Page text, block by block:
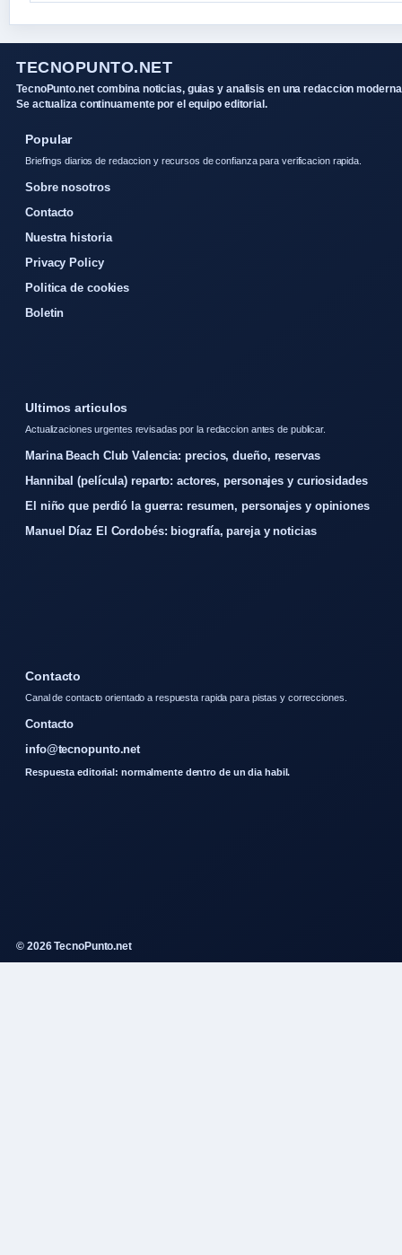
TECNOPUNTO.NET
TecnoPunto.net combina noticias, guias y analisis en una redaccion
Se actualiza continuamente por el equipo editorial.
Popular
Briefings diarios de redaccion y recursos de confianza para verificacion rapida.
Sobre nosotros
Contacto
Nuestra historia
Privacy Policy
Politica de cookies
Boletin
Ultimos articulos
Actualizaciones urgentes revisadas por la redaccion antes de publicar.
Marina Beach Club Valencia: precios, dueño, reservas
Hannibal (película) reparto: actores, personajes y curiosidades
El niño que perdió la guerra: resumen, personajes y opiniones
Manuel Díaz El Cordobés: biografía, pareja y noticias
Contacto
Canal de contacto orientado a respuesta rapida para pistas y correcciones.
Contacto
info@tecnopunto.net
Respuesta editorial: normalmente dentro de un dia habil.
© 2026 TecnoPunto.net